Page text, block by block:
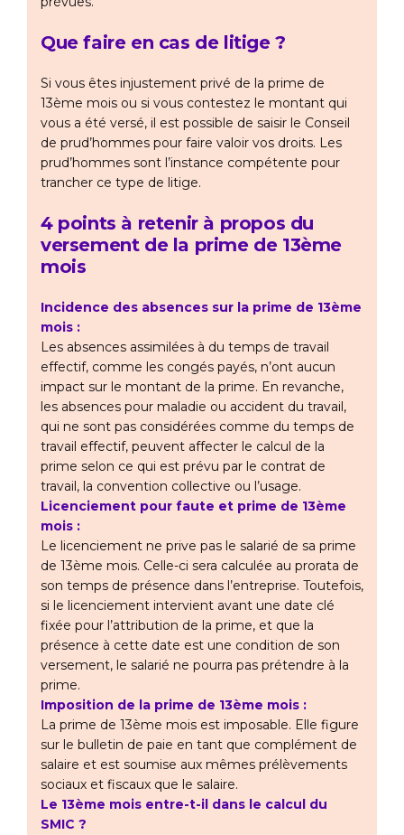
Que faire en cas de litige ?
Si vous êtes injustement privé de la prime de
13ème mois ou si vous contestez le montant qui
vous a été versé, il est possible de saisir le Conseil
de prud’hommes pour faire valoir vos droits. Les
prud’hommes sont l’instance compétente pour
trancher ce type de litige.
4 points à retenir à propos du
versement de la prime de 13ème
mois
Incidence des absences sur la prime de 13ème
mois :
Les absences assimilées à du temps de travail
effectif, comme les congés payés, n’ont aucun
impact sur le montant de la prime. En revanche,
les absences pour maladie ou accident du travail,
qui ne sont pas considérées comme du temps de
travail effectif, peuvent affecter le calcul de la
prime selon ce qui est prévu par le contrat de
travail, la convention collective ou l’usage.
Licenciement pour faute et prime de 13ème
mois :
Le licenciement ne prive pas le salarié de sa prime
de 13ème mois. Celle-ci sera calculée au prorata de
son temps de présence dans l’entreprise. Toutefois,
si le licenciement intervient avant une date clé
fixée pour l’attribution de la prime, et que la
présence à cette date est une condition de son
versement, le salarié ne pourra pas prétendre à la
prime.
Imposition de la prime de 13ème mois :
La prime de 13ème mois est imposable. Elle figure
sur le bulletin de paie en tant que complément de
salaire et est soumise aux mêmes prélèvements
sociaux et fiscaux que le salaire.
Le 13ème mois entre-t-il dans le calcul du
SMIC ?